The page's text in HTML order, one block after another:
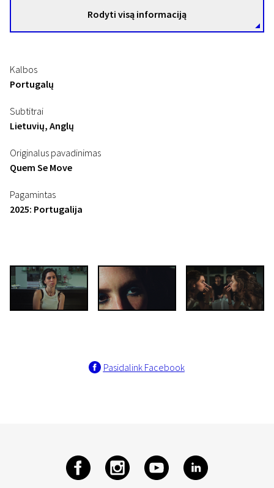
Rodyti visą informaciją
Kalbos
Portugalų
Subtitrai
Lietuvių, Anglų
Originalus pavadinimas
Quem Se Move
Pagamintas
2025: Portugalija
Pasidalink Facebook